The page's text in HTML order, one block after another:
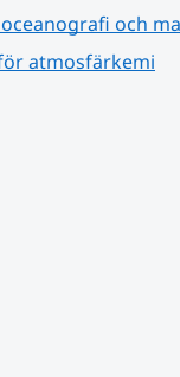
och
atmosfärkemi